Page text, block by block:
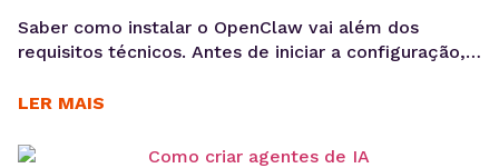
Saber como instalar o OpenClaw vai além dos
requisitos técnicos. Antes de iniciar a configuração,
casos de uso e como a ferramenta pode contribuir
OpenClaw centraliza a criação e operação de
LER MAIS